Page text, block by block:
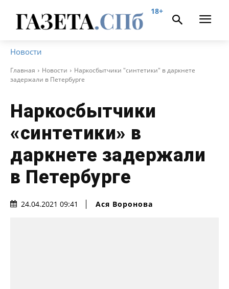
18+
Новости
Главная Новости
Наркосбытчики "синтетики" в даркнете
задержали в Петербурге
Наркосбытчики
«синтетики» в
даркнете задержали
в Петербурге
24.04.2021 09:41 Ася Воронова